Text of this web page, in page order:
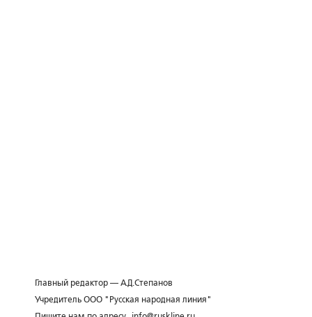
Главный редактор — А.Д.Степанов
Учредитель ООО "Русская народная линия"